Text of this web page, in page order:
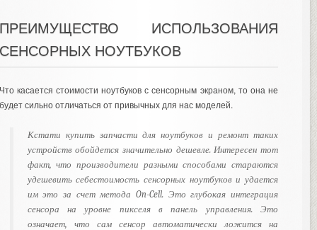
ИСПОЛЬЗОВАНИЯ
НОУТБУКОВ
касается стоимости ноутбуков с сенсорным экраном, то она не
сильно отличаться от привычных для нас моделей.
Кстати купить запчасти для ноутбуков и ремонт таких
устройств обойдется значительно дешевле. Интересен тот
факт, что производители разными способами стараются
удешевить себестоимость сенсорных ноутбуков и удается
им это за счет метода On-Cell. Это глубокая интеграция
сенсора на уровне пикселя в панель управления. Это
означает, что сам сенсор автоматически ложится на